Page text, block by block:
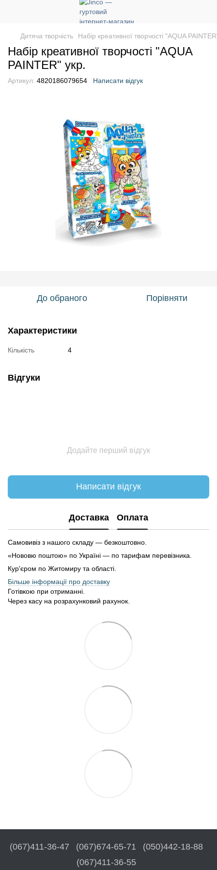
Дитяча творчість Набір креативної творчості "AQUA
Набір креативної творчості "AQUA
PAINTER" укр.
Артикул: 4820186079654 Написати відгук
До обраного Порівняти
Характеристики
Кількість 4
Відгуки
Додайте перший відгук
Написати відгук
Доставка Оплата
Самовивіз з нашого складу — безкоштовно.
«Нововю поштою» по Україні — по тарифам перевізника.
Кур'єром по Житомиру та області.
Більше інформації про доставку
Готівкою при отриманні.
Через касу на розрахунковий рахунок.
(067)411-36-47 (067)674-65-71
(050)442-18-88
(067)411-36-55